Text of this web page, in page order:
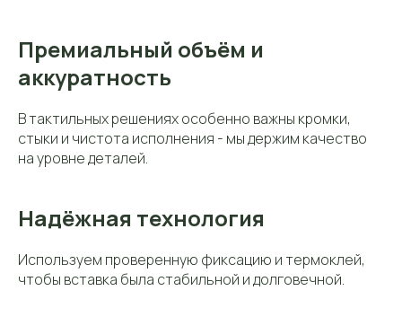
Премиальный объём и
аккуратность
В тактильных решениях особенно важны кромки,
стыки и чистота исполнения - мы держим качество
на уровне деталей.
Надёжная технология
Используем проверенную фиксацию и термоклей,
чтобы вставка была стабильной и долговечной.